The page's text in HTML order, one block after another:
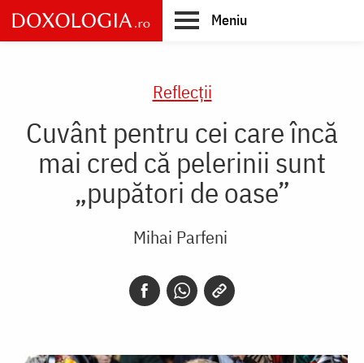
Skip
to
main
Meniu
Reflecții
Cuvânt pentru cei care încă
mai cred că pelerinii sunt
„pupători de oase”
Mihai Parfeni